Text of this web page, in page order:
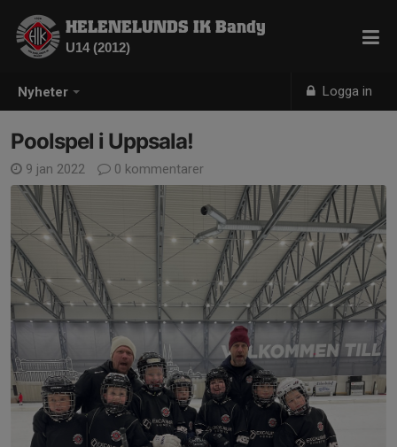
Nyheter Logga in
HELENELUNDS IK Bandy
U14 (2012)
Poolspel i Uppsala!
9 jan 2022 0 kommentarer